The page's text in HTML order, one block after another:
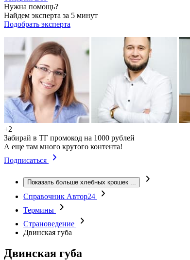
Нужна помощь?
Найдем эксперта за 5 минут
Подобрать эксперта
+2
Забирай в ТГ промокод на 1000 рублей
А еще там много крутого контента!
Подписаться
Показать больше хлебных крошек ...
Справочник Автор24
Термины
Страноведение
Двинская губа
Двинская губа